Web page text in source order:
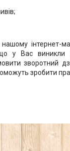
інтернет-
у Вас
зворотний
зробити